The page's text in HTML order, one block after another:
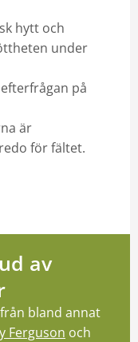
hytt och
under
på
är
för fältet.
av
bland annat
Ferguson och